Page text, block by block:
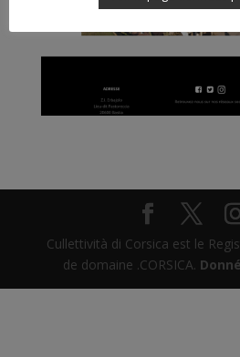
Cullettività di Corsica est le
de domaine .CORSICA.